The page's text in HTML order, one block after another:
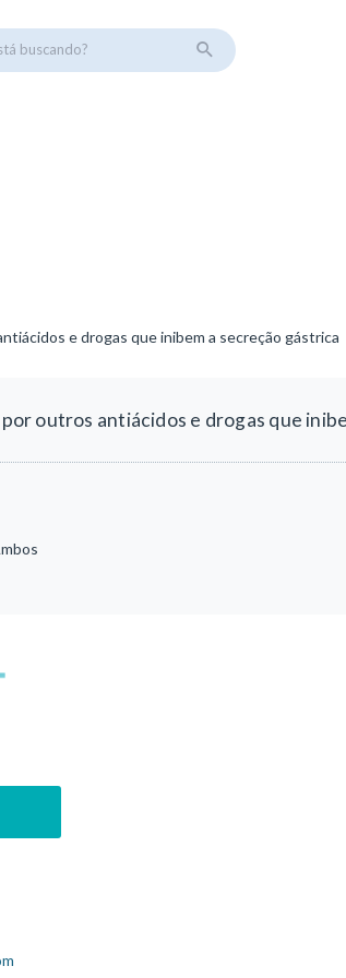
buscando?
e drogas que inibem a secreção gástrica
outros antiácidos e drogas que